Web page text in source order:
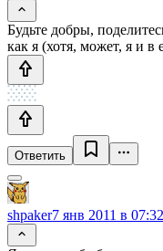
Будьте добры,
как я (хотя, может, я и в
Ответить
shpaker7 янв 2011 в 07:32